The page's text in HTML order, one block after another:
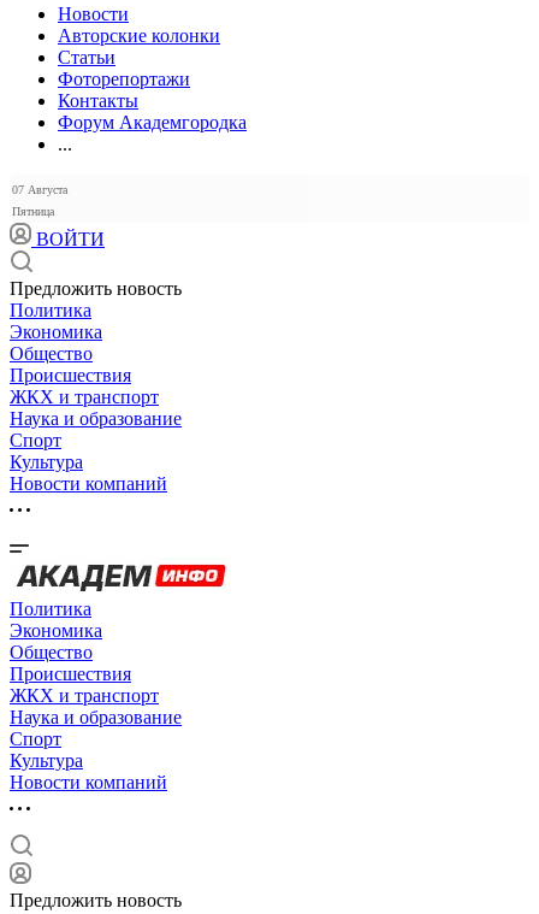
Новости
Авторские колонки
Статьи
Фоторепортажи
Контакты
Форум Академгородка
...
07 Августа
Пятница
ВОЙТИ
Предложить новость
Политика
Экономика
Общество
Происшествия
ЖКХ и транспорт
Наука и образование
Спорт
Культура
Новости компаний
Политика
Экономика
Общество
Происшествия
ЖКХ и транспорт
Наука и образование
Спорт
Культура
Новости компаний
Предложить новость